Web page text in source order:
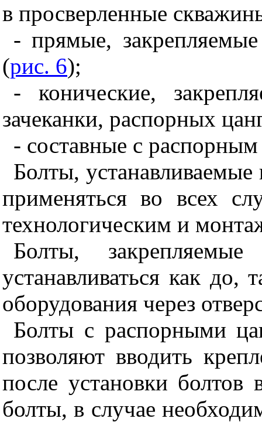
в просверленные
- прямые,
(рис. 6);
- конические,
зачеканки, распорных
- составные с
Болты,
применяться во всех
технологическим и
Болты,
устанавливаться как
оборудования через
Болты с распорными
позволяют вводить
после установки
болты, в случае